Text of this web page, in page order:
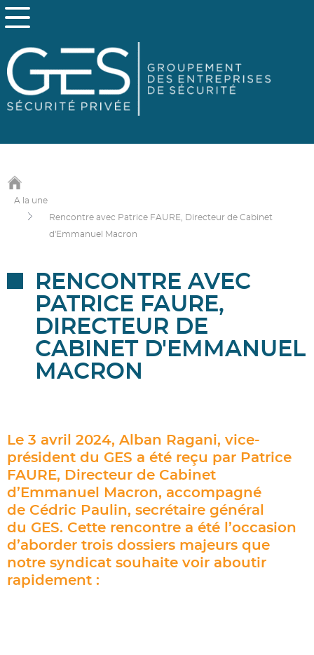
A la une
Rencontre avec Patrice FAURE, Directeur de Cabinet
d'Emmanuel Macron
RENCONTRE AVEC
PATRICE FAURE,
DIRECTEUR DE
CABINET D'EMMANUEL
MACRON
Le 3 avril 2024, Alban Ragani, vice-
président du GES a été reçu par Patrice
FAURE, Directeur de Cabinet
d’Emmanuel Macron, accompagné
de Cédric Paulin, secrétaire général
du GES. Cette rencontre a été l’occasion
d’aborder trois dossiers majeurs que
notre syndicat souhaite voir aboutir
rapidement :